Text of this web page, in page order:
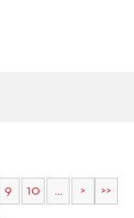
9 10 ... > >>